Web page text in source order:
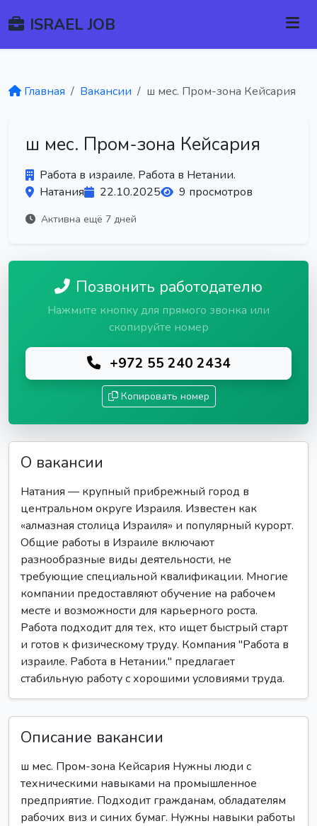
ISRAEL JOB
Главная Вакансии ш мес. Пром-зона Кейсария
ш мес. Пром-зона Кейсария
Работа в израиле. Работа в Нетании.
Натания
22.10.2025 9 просмотров
Активна ещё 7 дней
Позвонить работодателю
Нажмите кнопку для прямого звонка или
скопируйте номер
+972 55 240 2434
Копировать номер
О вакансии
Натания — крупный прибрежный город в
центральном округе Израиля. Известен как
«алмазная столица Израиля» и популярный курорт.
Общие работы в Израиле включают
разнообразные виды деятельности, не
требующие специальной квалификации. Многие
компании предоставляют обучение на рабочем
месте и возможности для карьерного роста.
Работа подходит для тех, кто ищет быстрый старт
и готов к физическому труду. Компания "Работа в
израиле. Работа в Нетании." предлагает
стабильную работу с хорошими условиями труда.
Описание вакансии
ш мес. Пром-зона Кейсария Нужны люди с
техническими навыками на промышленное
предприятие. Подходит гражданам, обладателям
рабочих виз и синих бумаг. Нужны навыки работы